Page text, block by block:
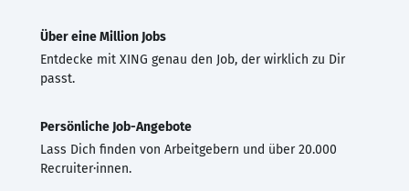
Über eine Million Jobs
Entdecke mit XING genau den Job, der wirklich zu Dir
passt.
Persönliche Job-Angebote
Lass Dich finden von Arbeitgebern und über 20.000
Recruiter·innen.